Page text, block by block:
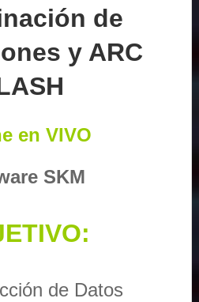
de
y ARC
en VIVO
SKM
de Datos